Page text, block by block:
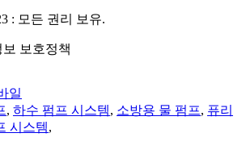
: 모든 권리 보유.
보호정책
일
, 하수 펌프 시스템, 소방용 물 펌프, 퓨리
시스템,